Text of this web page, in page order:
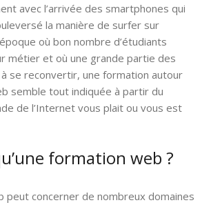
avec l’arrivée des smartphones qui
la manière de surfer sur
où bon nombre d’étudiants
métier et où une grande partie des
se reconvertir, une formation autour
semble tout indiquée à partir du
de l’Internet vous plait ou vous est
formation web ?
peut concerner de nombreux domaines